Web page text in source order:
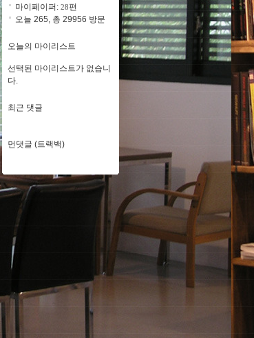
마이페이퍼: 28편
오늘 265, 총 29956 방문
오늘의 마이리스트
선택된 마이리스트가 없습니
다.
최근 댓글
먼댓글 (트랙백)